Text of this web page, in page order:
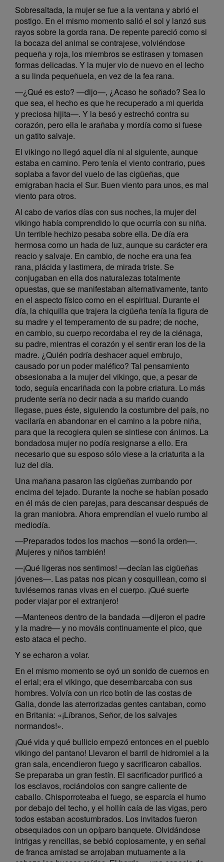
Sobresaltada, la mujer se fue a la ventana y abrió el
postigo. En el mismo momento salió el sol y lanzó sus
rayos sobre la gorda rana. De repente pareció como si
la bocaza del animal se contrajese, volviéndose
pequeña y roja, los miembros se estirasen y tomasen
formas delicadas. Y la mujer vio de nuevo en el lecho
a su linda pequeñuela, en vez de la fea rana.
—¿Qué es esto? —dijo—, ¿Acaso he soñado? Sea lo
que sea, el hecho es que he recuperado a mi querida
y preciosa hijita—. Y la besó y estrechó contra su
corazón, pero ella le arañaba y mordía como si fuese
un gatito salvaje.
El vikingo no llegó aquel día ni al siguiente, aunque
estaba en camino. Pero tenía el viento contrario, pues
soplaba a favor del vuelo de las cigüeñas, que
emigraban hacia el Sur. Buen viento para unos, es mal
viento para otros.
Al cabo de varios días con sus noches, la mujer del
vikingo había comprendido lo que ocurría con su niña.
Un terrible hechizo pesaba sobre ella. De día era
hermosa como un hada de luz, aunque su carácter era
reacio y salvaje. En cambio, de noche era una fea
rana, plácida y lastimera, de mirada triste. Se
conjugaban en ella dos naturalezas totalmente
opuestas, que se manifestaban alternativamente, tanto
en el aspecto físico como en el espiritual. Durante el
día, la chiquilla que trajera la cigüeña tenía la figura de
su madre y el temperamento de su padre; de noche,
en cambio, su cuerpo recordaba el rey de la ciénaga,
su padre, mientras el corazón y el sentir eran los de la
madre. ¿Quién podría deshacer aquel embrujo,
causado por un poder maléfico? Tal pensamiento
obsesionaba a la mujer del vikingo, que, a pesar de
todo, seguía encariñada con la pobre criatura. Lo más
prudente sería no decir nada a su marido cuando
llegase, pues éste, siguiendo la costumbre del país, no
vacilaría en abandonar en el camino a la pobre niña,
para que la recogiera quien se sintiese con ánimos. La
bondadosa mujer no podía resignarse a ello. Era
necesario que su esposo sólo viese a la criaturita a la
luz del día.
Una mañana pasaron las cigüeñas zumbando por
encima del tejado. Durante la noche se habían posado
en él más de cien parejas, para descansar después de
la gran maniobra. Ahora emprendían el vuelo rumbo al
mediodía.
—Preparados todos los machos —sonó la orden—.
¡Mujeres y niños también!
—¡Qué ligeras nos sentimos! —decían las cigüeñas
jóvenes—. Las patas nos pican y cosquillean, como si
tuviésemos ranas vivas en el cuerpo. ¡Qué suerte
poder viajar por el extranjero!
—Manteneos dentro de la bandada —dijeron el padre
y la madre— y no mováis continuamente el pico, que
esto ataca el pecho.
Y se echaron a volar.
En el mismo momento se oyó un sonido de cuernos en
el erial; era el vikingo, que desembarcaba con sus
hombres. Volvía con un rico botín de las costas de
Galia, donde las aterrorizadas gentes cantaban, como
en Britania: «¡Líbranos, Señor, de los salvajes
normandos!».
¡Qué vida y qué bullicio empezó entonces en el pueblo
vikingo del pantano! Llevaron el barril de hidromiel a la
gran sala, encendieron fuego y sacrificaron caballos.
Se preparaba un gran festín. El sacrificador purificó a
los esclavos, rociándolos con sangre caliente de
caballo. Chisporroteaba el fuego, se esparcía el humo
por debajo del techo, y el hollín caía de las vigas, pero
todos estaban acostumbrados. Los invitados fueron
obsequiados con un opíparo banquete. Olvidándose
intrigas y rencillas, se bebió copiosamente, y en señal
de franca amistad se arrojaban mutuamente a la